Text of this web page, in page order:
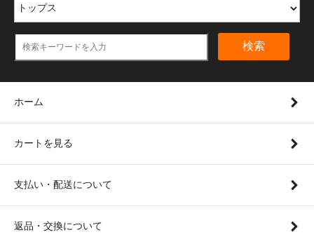
検索
ホーム
カートを見る
支払い・配送について
返品・交換について